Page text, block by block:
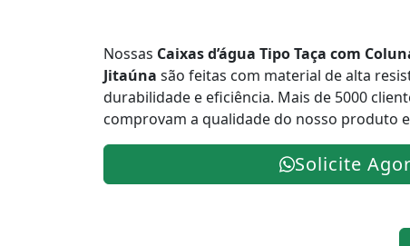
Nossas Caixas d’água Tipo Taça com
Jitaúna são feitas com material de alta
durabilidade e eficiência. Mais de 5000
comprovam a qualidade do nosso produto
Solicite